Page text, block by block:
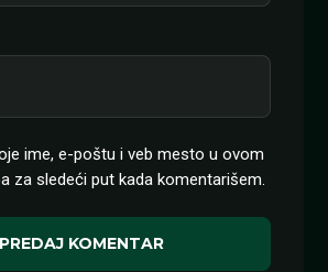
ime, e-poštu i veb mesto u ovom
za sledeći put kada komentarišem.